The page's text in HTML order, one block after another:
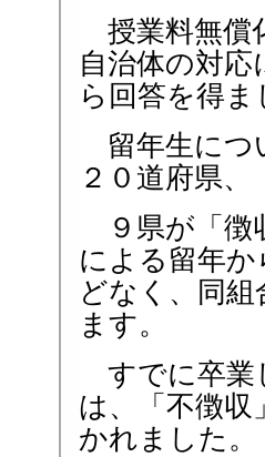
授業料無償
自治体の対
ら回答を得ま
留年生につ
２０道府県
９県が「徴
による留年
どなく、同
ます。
すでに卒業
は、「不徴収
かれました。